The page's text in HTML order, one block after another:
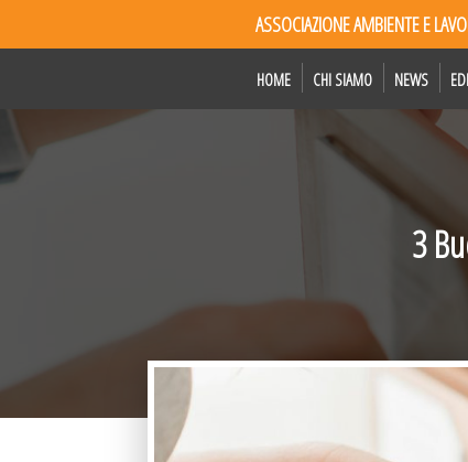
ASSOCIAZIONE AMBIENTE E
HOME CHI SIAMO NEWS
3